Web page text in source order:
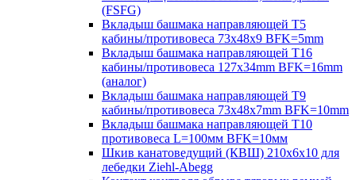
(FSFG)
Вкладыш башмака направляющей T5
кабины/противовеса 73х48х9 BFK=5mm
Вкладыш башмака направляющей T16
кабины/противовеса 127х34mm BFK=16mm
(аналог)
Вкладыш башмака направляющей T9
кабины/противовеса 73х48х7mm BFK=10mm
Вкладыш башмака направляющей T10
противовеса L=100мм BFK=10мм
Шкив канатоведущий (КВШ) 210х6х10 для
лебедки Ziehl-Abegg